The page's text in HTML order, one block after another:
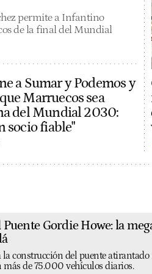
permite a Infantino
de la final del Mundial
a Sumar y Podemos y
Marruecos sea
del Mundial 2030:
socio fiable"
Puente Gordie Howe: la
la construcción del puente atirantado
más de 75.000 vehículos diarios.